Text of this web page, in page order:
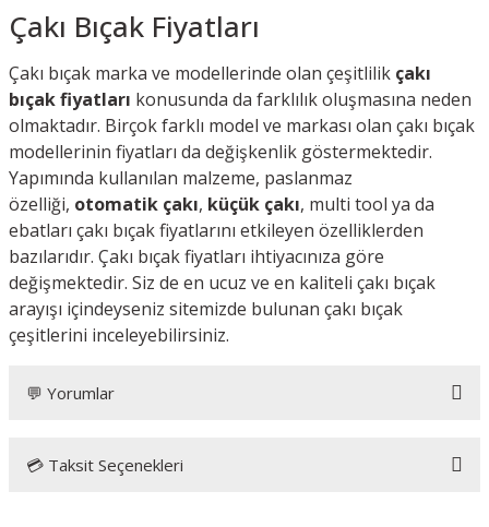
Çakı Bıçak Fiyatları
Çakı bıçak marka ve modellerinde olan çeşitlilik çakı
bıçak fiyatları konusunda da farklılık oluşmasına neden
olmaktadır. Birçok farklı model ve markası olan çakı bıçak
modellerinin fiyatları da değişkenlik göstermektedir.
Yapımında kullanılan malzeme, paslanmaz
özelliği, otomatik çakı, küçük çakı, multi tool ya da
ebatları çakı bıçak fiyatlarını etkileyen özelliklerden
bazılarıdır. Çakı bıçak fiyatları ihtiyacınıza göre
değişmektedir. Siz de en ucuz ve en kaliteli çakı bıçak
arayışı içindeyseniz sitemizde bulunan çakı bıçak
çeşitlerini inceleyebilirsiniz.
💬 Yorumlar
Bu ürüne ilk yorumu siz yapın!
💳 Taksit Seçenekleri